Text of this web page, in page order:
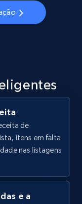
and
and
agora
de
itens em falta
nas listagens
e a